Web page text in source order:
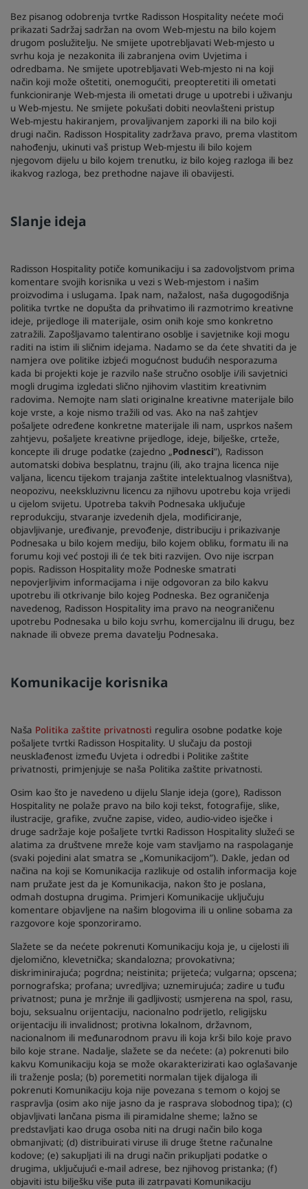
Bez pisanog odobrenja tvrtke Radisson Hospitality nećete moći
prikazati Sadržaj sadržan na ovom Web-mjestu na bilo kojem
drugom poslužitelju. Ne smijete upotrebljavati Web-mjesto u
svrhu koja je nezakonita ili zabranjena ovim Uvjetima i
odredbama. Ne smijete upotrebljavati Web-mjesto ni na koji
način koji može oštetiti, onemogućiti, preopteretiti ili ometati
funkcioniranje Web-mjesta ili ometati druge u upotrebi i uživanju
u Web-mjestu. Ne smijete pokušati dobiti neovlašteni pristup
Web-mjestu hakiranjem, provaljivanjem zaporki ili na bilo koji
drugi način. Radisson Hospitality zadržava pravo, prema vlastitom
nahođenju, ukinuti vaš pristup Web-mjestu ili bilo kojem
njegovom dijelu u bilo kojem trenutku, iz bilo kojeg razloga ili bez
ikakvog razloga, bez prethodne najave ili obavijesti.
Slanje ideja
Radisson Hospitality potiče komunikaciju i sa zadovoljstvom prima
komentare svojih korisnika u vezi s Web-mjestom i našim
proizvodima i uslugama. Ipak nam, nažalost, naša dugogodišnja
politika tvrtke ne dopušta da prihvatimo ili razmotrimo kreativne
ideje, prijedloge ili materijale, osim onih koje smo konkretno
zatražili. Zapošljavamo talentirano osoblje i savjetnike koji mogu
raditi na istim ili sličnim idejama. Nadamo se da ćete shvatiti da je
namjera ove politike izbjeći mogućnost budućih nesporazuma
kada bi projekti koje je razvilo naše stručno osoblje i/ili savjetnici
mogli drugima izgledati slično njihovim vlastitim kreativnim
radovima. Nemojte nam slati originalne kreativne materijale bilo
koje vrste, a koje nismo tražili od vas. Ako na naš zahtjev
pošaljete određene konkretne materijale ili nam, usprkos našem
zahtjevu, pošaljete kreativne prijedloge, ideje, bilješke, crteže,
koncepte ili druge podatke (zajedno „Podnesci”), Radisson
automatski dobiva besplatnu, trajnu (ili, ako trajna licenca nije
valjana, licencu tijekom trajanja zaštite intelektualnog vlasništva),
neopozivu, neekskluzivnu licencu za njihovu upotrebu koja vrijedi
u cijelom svijetu. Upotreba takvih Podnesaka uključuje
reprodukciju, stvaranje izvedenih djela, modificiranje,
objavljivanje, uređivanje, prevođenje, distribuciju i prikazivanje
Podnesaka u bilo kojem mediju, bilo kojem obliku, formatu ili na
forumu koji već postoji ili će tek biti razvijen. Ovo nije iscrpan
popis. Radisson Hospitality može Podneske smatrati
nepovjerljivim informacijama i nije odgovoran za bilo kakvu
upotrebu ili otkrivanje bilo kojeg Podneska. Bez ograničenja
navedenog, Radisson Hospitality ima pravo na neograničenu
upotrebu Podnesaka u bilo koju svrhu, komercijalnu ili drugu, bez
naknade ili obveze prema davatelju Podnesaka.
Komunikacije korisnika
Naša Politika zaštite privatnosti regulira osobne podatke koje
pošaljete tvrtki Radisson Hospitality. U slučaju da postoji
neusklađenost između Uvjeta i odredbi i Politike zaštite
privatnosti, primjenjuje se naša Politika zaštite privatnosti.
Osim kao što je navedeno u dijelu Slanje ideja (gore), Radisson
Hospitality ne polaže pravo na bilo koji tekst, fotografije, slike,
ilustracije, grafike, zvučne zapise, video, audio-video isječke i
druge sadržaje koje pošaljete tvrtki Radisson Hospitality služeći se
alatima za društvene mreže koje vam stavljamo na raspolaganje
(svaki pojedini alat smatra se „Komunikacijom”). Dakle, jedan od
načina na koji se Komunikacija razlikuje od ostalih informacija koje
nam pružate jest da je Komunikacija, nakon što je poslana,
odmah dostupna drugima. Primjeri Komunikacije uključuju
komentare objavljene na našim blogovima ili u online sobama za
razgovore koje sponzoriramo.
Slažete se da nećete pokrenuti Komunikaciju koja je, u cijelosti ili
djelomično, klevetnička; skandalozna; provokativna;
diskriminirajuća; pogrdna; neistinita; prijeteća; vulgarna; opscena;
pornografska; profana; uvredljiva; uznemirujuća; zadire u tuđu
privatnost; puna je mržnje ili gadljivosti; usmjerena na spol, rasu,
boju, seksualnu orijentaciju, nacionalno podrijetlo, religijsku
orijentaciju ili invalidnost; protivna lokalnom, državnom,
nacionalnom ili međunarodnom pravu ili koja krši bilo koje pravo
bilo koje strane. Nadalje, slažete se da nećete: (a) pokrenuti bilo
kakvu Komunikaciju koja se može okarakterizirati kao oglašavanje
ili traženje posla; (b) poremetiti normalan tijek dijaloga ili
pokrenuti Komunikaciju koja nije povezana s temom o kojoj se
raspravlja (osim ako nije jasno da je rasprava slobodnog tipa); (c)
objavljivati lančana pisma ili piramidalne sheme; lažno se
predstavljati kao druga osoba niti na drugi način bilo koga
obmanjivati; (d) distribuirati viruse ili druge štetne računalne
kodove; (e) sakupljati ili na drugi način prikupljati podatke o
drugima, uključujući e-mail adrese, bez njihovog pristanka; (f)
objaviti istu bilješku više puta ili zatrpavati Komunikaciju